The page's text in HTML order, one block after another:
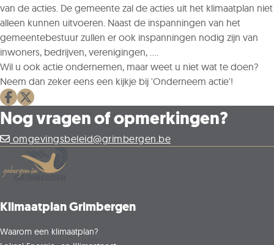
van de acties. De gemeente zal de acties uit het klimaatplan niet
alleen kunnen uitvoeren. Naast de inspanningen van het
gemeentebestuur zullen er ook inspanningen nodig zijn van
inwoners, bedrijven, verenigingen, ....
Wil u ook actie ondernemen, maar weet u niet wat te doen?
Neem dan zeker eens een kijkje bij 'Onderneem actie'!
Deel op facebook
Deel op X
Nog vragen of opmerkingen?
omgevingsbeleid@grimbergen.be
Klimaatplan Grimbergen
Waarom een klimaatplan?